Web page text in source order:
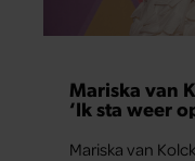
Mariska van
‘Ik sta weer
Mariska van